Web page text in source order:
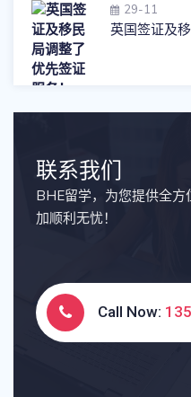
29-11
英国签证及
联系我们
BHE留学，为您提供全
加顺利无忧！
Call Now: